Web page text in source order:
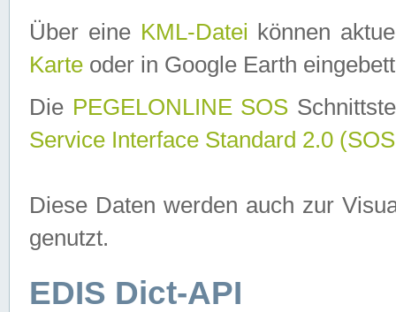
Über eine KML-Datei können
Karte oder in Google Earth
Die PEGELONLINE SOS
Service Interface Standard 2.0
Diese Daten werden auch zur
genutzt.
EDIS Dict-API